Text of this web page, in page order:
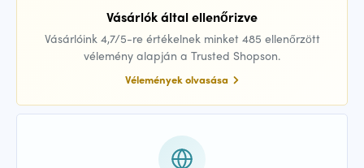
Vásárlók által ellenőrizve
Vásárlóink 4,7/5-re értékelnek minket 485 ellenőrzött
vélemény alapján a Trusted Shopson.
Vélemények olvasása